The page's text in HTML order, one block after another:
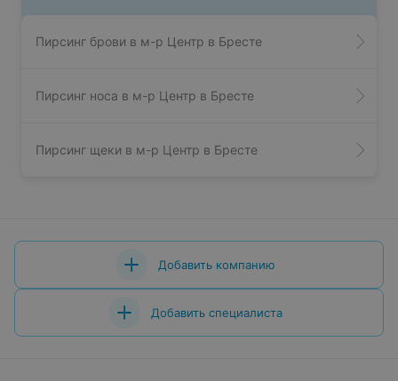
Пирсинг брови в м-р Центр в Бресте
Пирсинг носа в м-р Центр в Бресте
Пирсинг щеки в м-р Центр в Бресте
Добавить компанию
Добавить специалиста